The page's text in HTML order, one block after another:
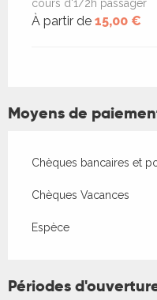
cours d'1/2h passager
À partir de 15,00 €
Moyens de
Chèques bancaires et
Chèques Vacances
Espèce
Périodes